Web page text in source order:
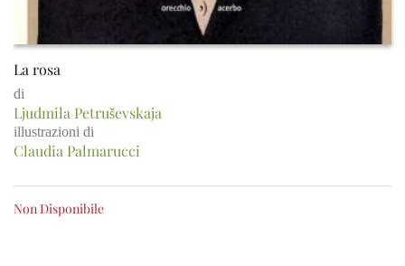
La rosa
di
Ljudmila Petruševskaja
illustrazioni di
Claudia Palmarucci
Non Disponibile